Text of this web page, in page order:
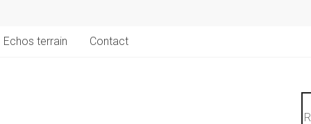
Echos terrain Contact